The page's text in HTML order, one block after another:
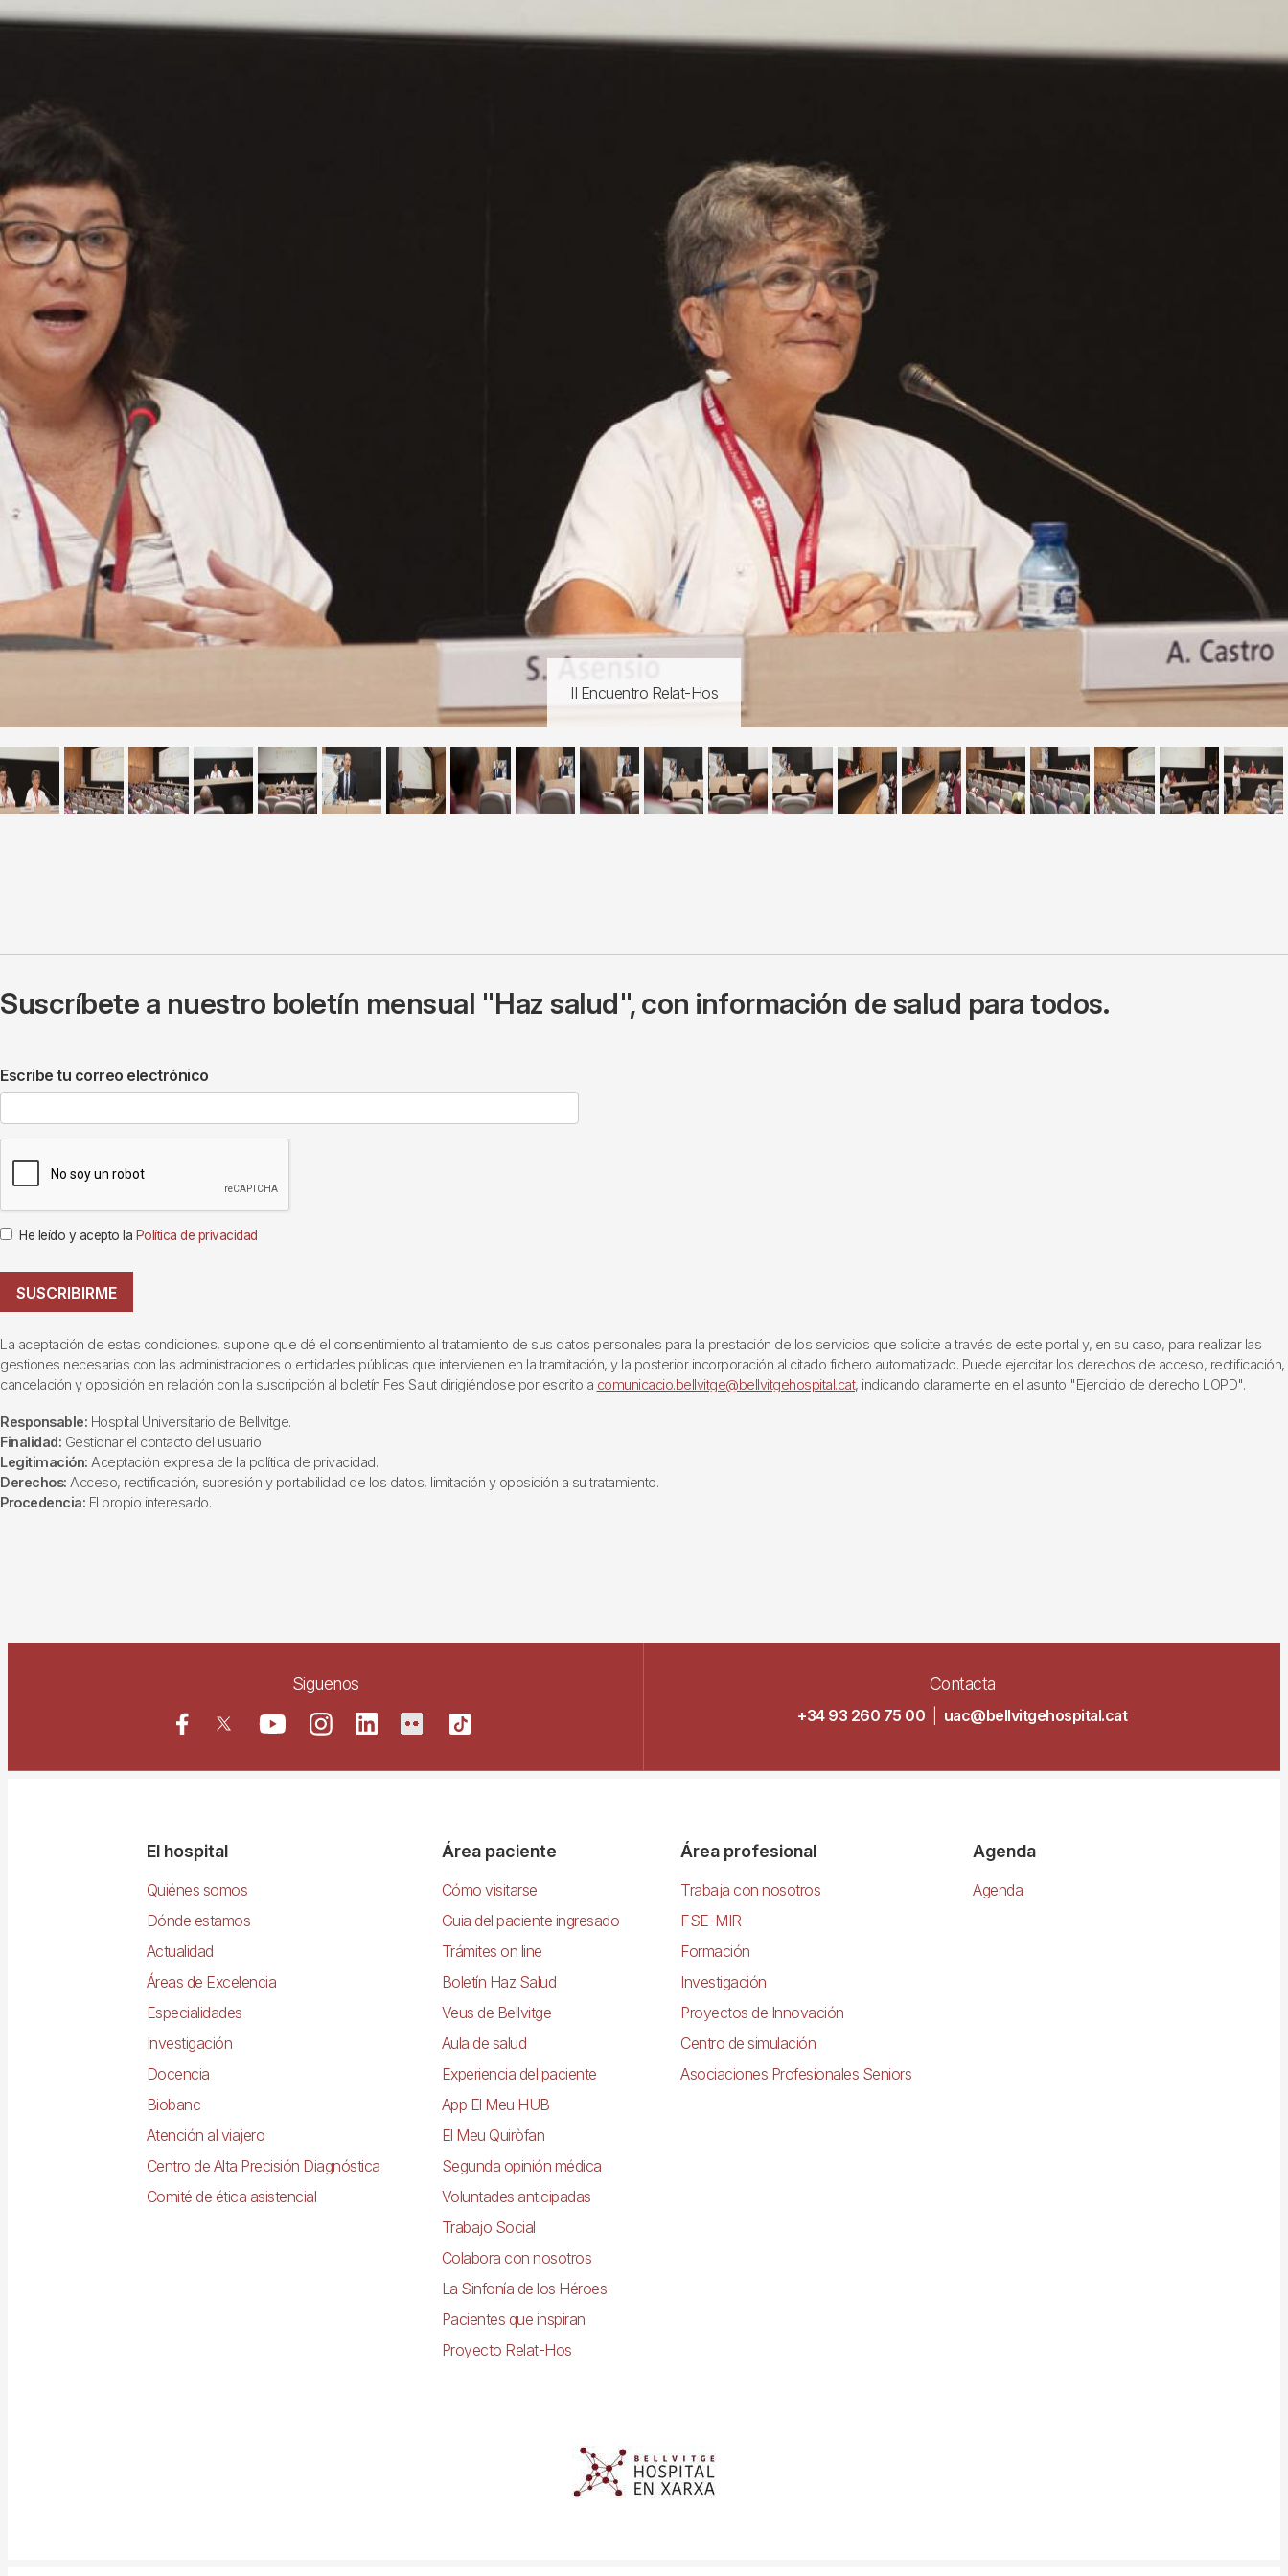
II Encuentro Relat-Hos
Suscríbete a nuestro boletín mensual "Haz salud", con información de salud para todos.
Escribe tu correo electrónico
He leído y acepto la Política de privacidad
SUSCRIBIRME
La aceptación de estas condiciones, supone que dé el consentimiento al tratamiento de sus datos personales para la prestación de los servicios que solicite a través de este portal y, en su caso, para realizar las
gestiones necesarias con las administraciones o entidades públicas que intervienen en la tramitación, y la posterior incorporación al citado fichero automatizado. Puede ejercitar los derechos de acceso, rectificación,
cancelación y oposición en relación con la suscripción al boletín Fes Salut dirigiéndose por escrito a comunicacio.bellvitge@bellvitgehospital.cat, indicando claramente en el asunto "Ejercicio de derecho LOPD".
Responsable: Hospital Universitario de Bellvitge.
Finalidad: Gestionar el contacto del usuario
Legitimación: Aceptación expresa de la política de privacidad.
Derechos: Acceso, rectificación, supresión y portabilidad de los datos, limitación y oposición a su tratamiento.
Procedencia: El propio interesado.
Siguenos Contacta
+34 93 260 75 00 uac@bellvitgehospital.cat
NavegacióEl hospital
Quiénes somos
Dónde estamos
Actualidad
Áreas de Excelencia
Especialidades
Investigación
Docencia
Biobanc
Atención al viajero
Centro de Alta Precisión Diagnóstica
Comité de ética asistencial
Área paciente
Cómo visitarse
Guia del paciente ingresado
Trámites on line
Boletín Haz Salud
Veus de Bellvitge
Aula de salud
Experiencia del paciente
App El Meu HUB
El Meu Quiròfan
Segunda opinión médica
Voluntades anticipadas
Trabajo Social
Colabora con nosotros
La Sinfonía de los Héroes
Pacientes que inspiran
Proyecto Relat-Hos
Área profesional
Trabaja con nosotros
FSE-MIR
Formación
Investigación
Proyectos de Innovación
Centro de simulación
Asociaciones Profesionales Seniors
Agenda
Agenda